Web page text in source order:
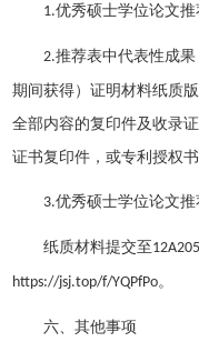
1.优秀硕士学位论文
2.推荐表中代表性成
期间获得）证明材料纸质
全部内容的复印件及收录
证书复印件，或专利授权书
3.优秀硕士学位论文
纸质材料提交至
https://jsj.top/f/YQPfPo。
六、其他事项